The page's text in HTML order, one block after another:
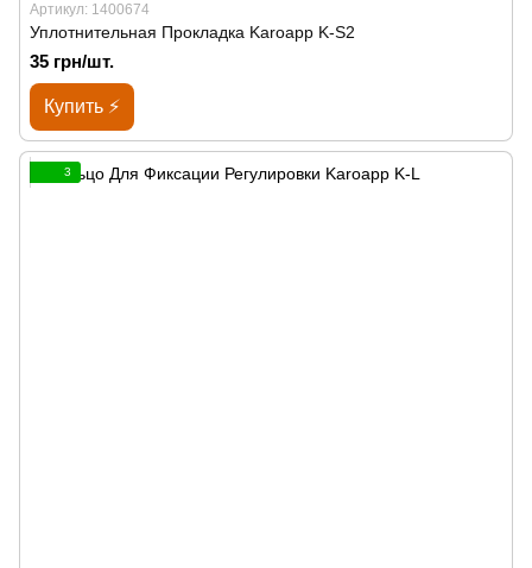
Артикул: 1400674
Уплотнительная Прокладка Karoapp K-S2
35 грн/шт.
Купить ⚡
3